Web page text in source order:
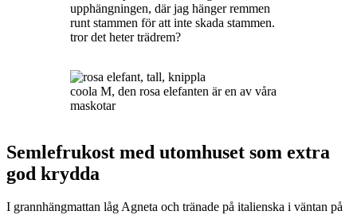
upphängningen, där jag hänger remmen
runt stammen för att inte skada stammen.
tror det heter trädrem?
coola M, den rosa elefanten är en av våra
maskotar
Semlefrukost med utomhuset som extra
god krydda
I grannhängmattan låg Agneta och tränade på italienska i väntan på